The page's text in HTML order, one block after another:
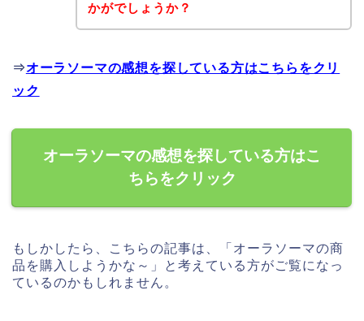
かがでしょうか？
⇒オーラソーマの感想を探している方はこちらをクリ
ック
オーラソーマの感想を探している方はこ
ちらをクリック
もしかしたら、こちらの記事は、「オーラソーマの商
品を購入しようかな～」と考えている方がご覧になっ
ているのかもしれません。